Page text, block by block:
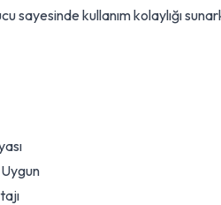
sayesinde kullanım kolaylığı